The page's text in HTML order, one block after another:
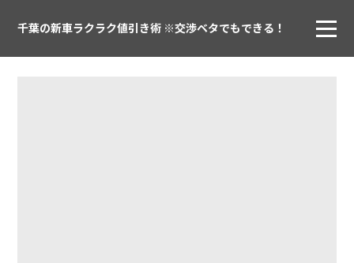
千葉の新車ラクラク値引き術 ※交渉ベタでもできる！